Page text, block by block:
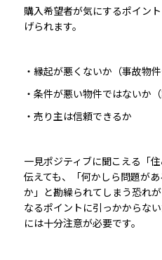
購入希望者が気にするポイン
げられます。
・縁起が悪くないか（事故物
・条件が悪い物件ではないか
・売り主は信頼できるか
一見ポジティブに聞こえる「
伝えても、「何かしら問題が
か」と勘繰られてしまう恐れ
なるポイントに引っかからな
には十分注意が必要です。